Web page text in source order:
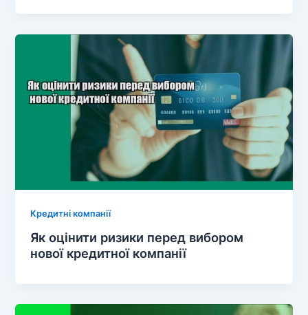
Кредитні компанії
Як оцінити ризики перед вибором
нової кредитної компанії